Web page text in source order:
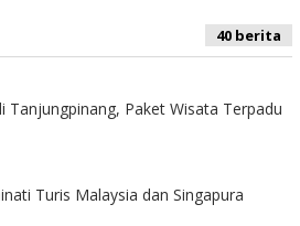
40 berita
Tanjungpinang, Paket Wisata Terpadu
Turis Malaysia dan Singapura